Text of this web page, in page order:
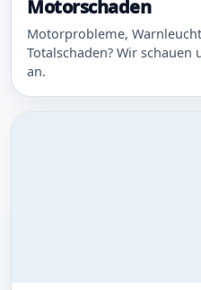
Motorschaden
Motorprobleme,
Totalschaden? Wir
an.